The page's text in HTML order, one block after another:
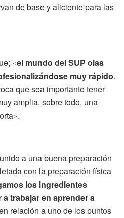
de base y aliciente para las
«el mundo del SUP olas
muy rápido.
que sea importante tener
amplia, sobre todo, una
a una buena preparación
con la preparación física
los ingredientes
trabajar en aprender a
relación a uno de los puntos